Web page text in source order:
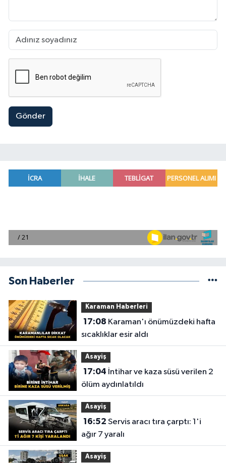
Gönder
Son Haberler
Karaman Haberleri
17:08
sıcaklıklar esir aldı
Asayiş
17:04
ölüm aydınlatıldı
Asayiş
16:52
ağır 7 yaralı
Asayiş